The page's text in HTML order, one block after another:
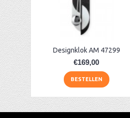
Designklok AM 47299
€169,00
BESTELLEN